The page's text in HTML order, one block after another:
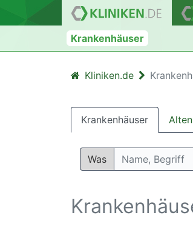
Krankenhäuser
Kliniken.de
Krankenhäuser
Was